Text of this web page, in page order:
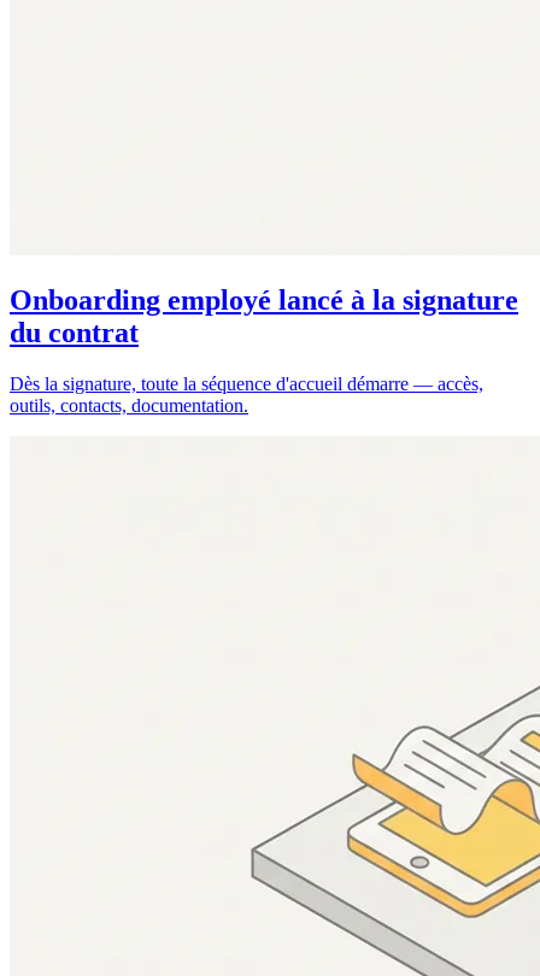
Onboarding employé lancé à la signature
du contrat
Dès la signature, toute la séquence d'accueil démarre — accès,
outils, contacts, documentation.